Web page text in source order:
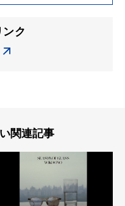
ク
関連記事